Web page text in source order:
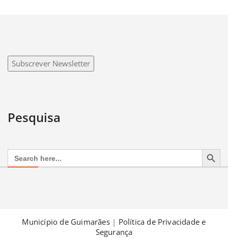
Subscrever Newsletter
Pesquisa
Search
for:
Search Button
Município de Guimarães| Política de Privacidade e
Segurança